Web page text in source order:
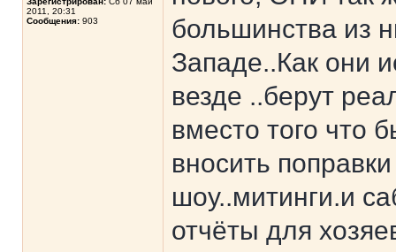
2011, 20:31
Сообщения: 903
большинства из
Западе..Как они
везде ..берут
вместо того что
вносить
шоу..митинги.и
отчёты для